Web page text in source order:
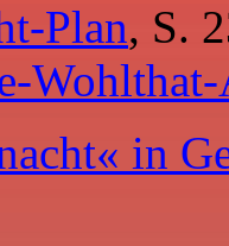
Plan, S.
in